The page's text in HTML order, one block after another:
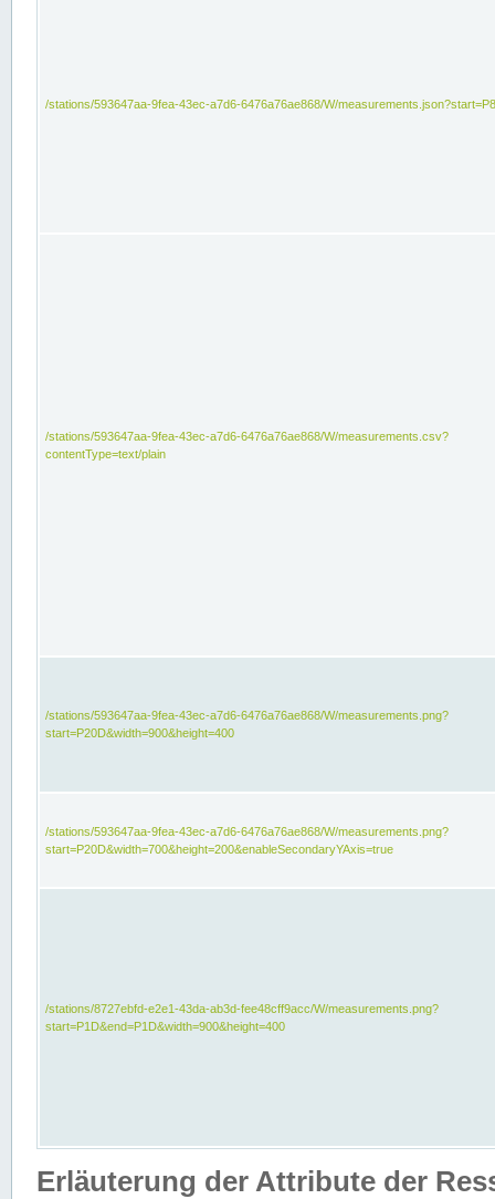
/stations/593647aa-9fea-43ec-a7d6-6476a76ae868/W/
/stations/593647aa-9fea-43ec-a7d6-6476a76ae868/W/measurements.csv?
contentType=text/plain
/stations/593647aa-9fea-43ec-a7d6-6476a76ae868/W/measurements.png?
start=P20D&width=900&height=400
/stations/593647aa-9fea-43ec-a7d6-6476a76ae868/W/measurements.png?
start=P20D&width=700&height=200&enableSecondaryYAxis=true
/stations/8727ebfd-e2e1-43da-ab3d-fee48cff9acc/W/measurements.png?
start=P1D&end=P1D&width=900&height=400
Erläuterung der Attribute der